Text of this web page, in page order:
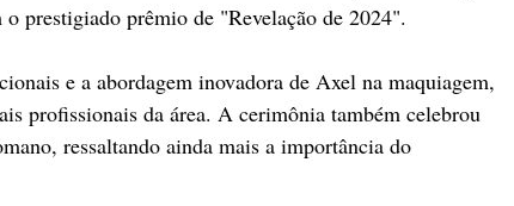
prestigiado prêmio de "Revelação de 2024".
e a abordagem inovadora de Axel na maquiagem,
profissionais da área. A cerimônia também celebrou
ressaltando ainda mais a importância do